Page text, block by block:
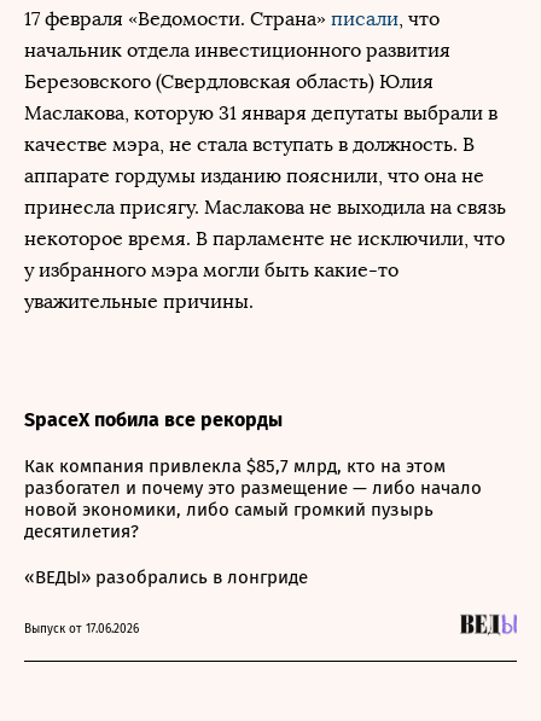
17 февраля «Ведомости. Страна» писали, что
начальник отдела инвестиционного развития
Березовского (Свердловская область) Юлия
Маслакова, которую 31 января депутаты выбрали в
качестве мэра, не стала вступать в должность. В
аппарате гордумы изданию пояснили, что она не
принесла присягу. Маслакова не выходила на связь
некоторое время. В парламенте не исключили, что
у избранного мэра могли быть какие-то
уважительные причины.
SpaceX побила все рекорды
Как компания привлекла $85,7 млрд, кто на этом
разбогател и почему это размещение — либо начало
новой экономики, либо самый громкий пузырь
десятилетия?
«ВЕДЫ» разобрались в лонгриде
Выпуск от 17.06.2026